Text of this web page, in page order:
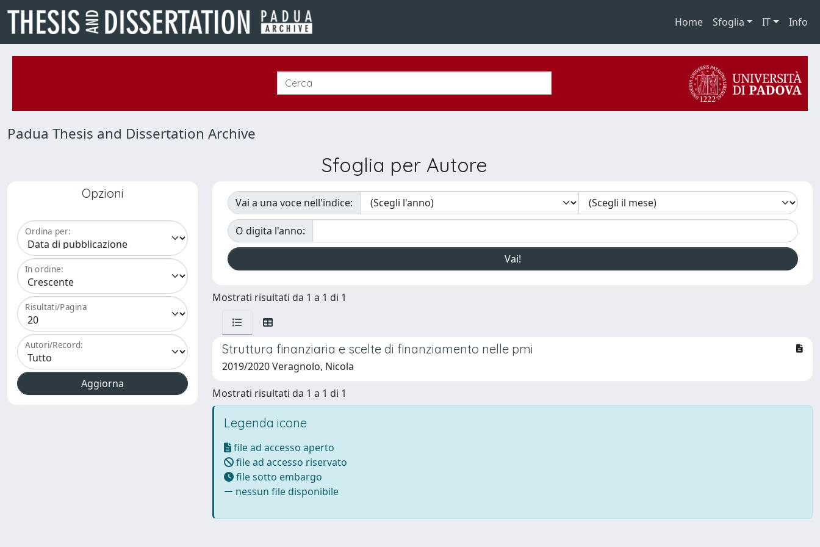
Home Sfoglia IT Info
Padua Thesis and Dissertation Archive
Sfoglia per Autore
Opzioni
Ordina per:
In ordine:
Risultati/Pagina
Autori/Record:
Vai a una voce nell'indice:
O digita l'anno:
Mostrati risultati da 1 a 1 di 1
Struttura finanziaria e scelte di finanziamento nelle pmi
2019/2020 Veragnolo, Nicola
Mostrati risultati da 1 a 1 di 1
Legenda icone
file ad accesso aperto
file ad accesso riservato
file sotto embargo
nessun file disponibile